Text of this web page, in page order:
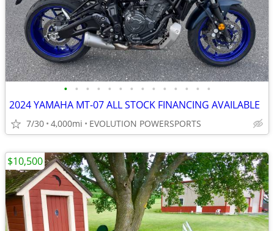
• • • • • • • • • • • • • •
2024 YAMAHA MT-07 ALL STOCK FINANCING AVAILABLE
7/30 4,000mi EVOLUTION POWERSPORTS
$10,500